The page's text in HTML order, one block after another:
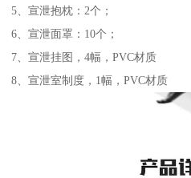
5、宣泄抱枕：2个；
6、宣泄面罩：10个；
7、宣泄挂图，4幅，PVC材质
8、宣泄室制度，1幅，PVC材质